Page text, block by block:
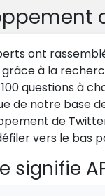
ont
à la
questions à
de notre base
de
vers le bas
signifie